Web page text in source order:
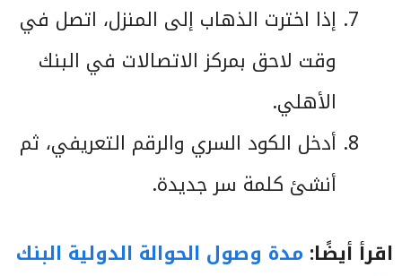
إذا اخترت الذهاب إلى المنزل، اتصل في
وقت لاحق بمركز الاتصالات في البنك
الأهلي.
أدخل الكود السري والرقم التعريفي، ثم
أنشئ كلمة سر جديدة.
اقرأ أيضًا: مدة وصول الحوالة الدولية البنك